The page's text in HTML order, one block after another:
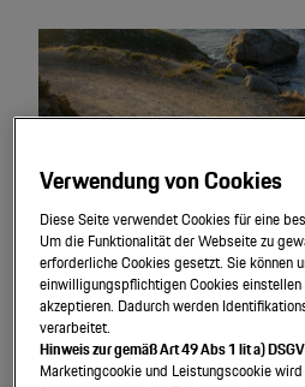
Sportlicher
Verwendung von Cookies
Diese Seite verwendet Cookies für eine
Um die Funktionalität der Webseite zu
erforderliche Cookies gesetzt. Sie können
einwilligungspflichtigen Cookies
akzeptieren. Dadurch werden
verarbeitet.
Hinweis zur gemäß Art 49 Abs 1 lit a)
Marketingcookie und Leistungscookie